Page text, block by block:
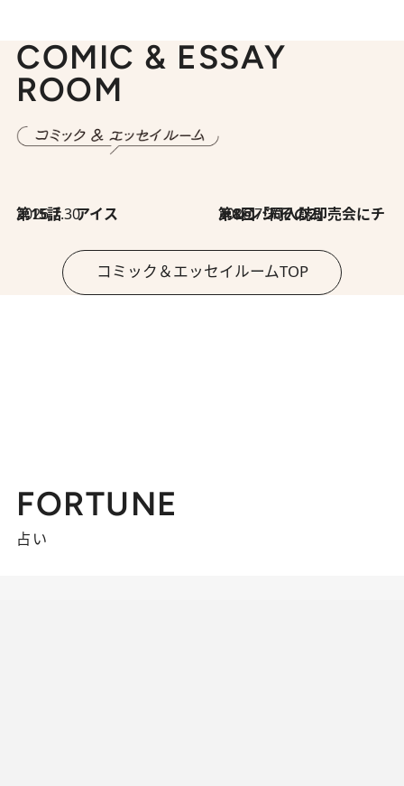
COMIC & ESSAY
ROOM
2026.7.30
第15話 アイス 2026.7.30
第8回「同人誌即売会にチャレンジ その2」
コミック＆エッセイルームTOP
FORTUNE
占い